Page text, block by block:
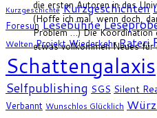
die ersten Autoren in das
(Hoffe ich mal, wenn doch,
Problem …) Die Koordination
etwas vollkommen Neues
Kurzgeschichte Kurzgeschichten
Foresun Lesebühne
Welten Projekt Wiederkehr Rateri
Schattengalaxis
Selfpublishing SGS Silent
Verbannt Wunschlos Glücklich